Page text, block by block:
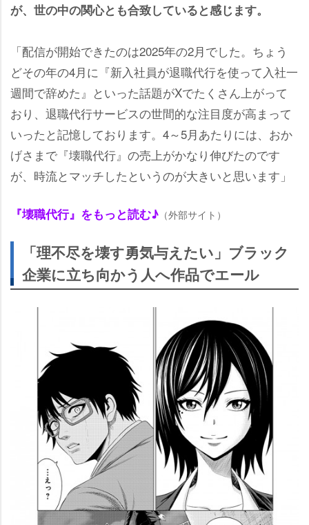
が、世の中の関心とも合致していると感じます。
「配信が開始できたのは2025年の2月でした。ちょう
どその年の4月に『新入社員が退職代行を使って入社一
週間で辞めた』といった話題がXでたくさん上がって
おり、退職代行サービスの世間的な注目度が高まって
いったと記憶しております。4～5月あたりには、おか
げさまで『壊職代行』の売上がかなり伸びたのです
が、時流とマッチしたというのが大きいと思います」
『壊職代行』をもっと読む♪ （外部サイト）
「理不尽を壊す勇気与えたい」ブラック
企業に立ち向かう人へ作品でエール